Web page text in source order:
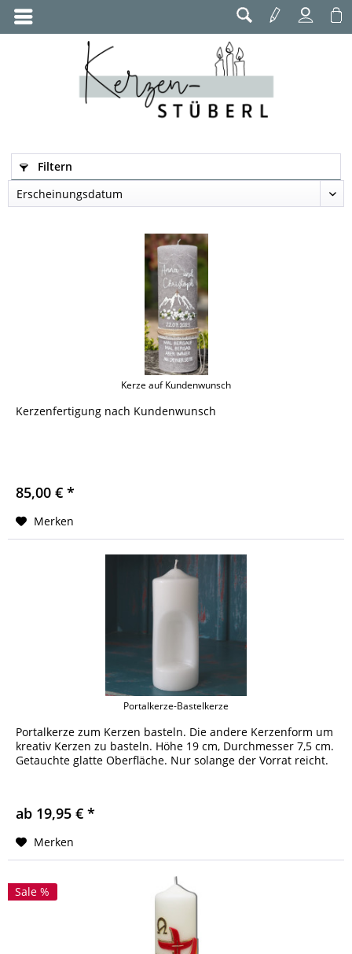
Filtern
Kerze auf Kundenwunsch
Kerzenfertigung nach Kundenwunsch
85,00 € *
Merken
Portalkerze-Bastelkerze
Portalkerze zum Kerzen basteln. Die andere Kerzenform um
kreativ Kerzen zu basteln. Höhe 19 cm, Durchmesser 7,5 cm.
Getauchte glatte Oberfläche. Nur solange der Vorrat reicht.
ab 19,95 € *
Merken
Sale %